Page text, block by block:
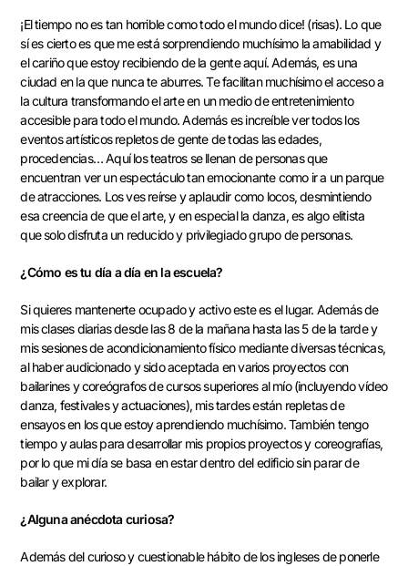
¡El tiempo no es tan horrible como todo el mundo dice! (risas). Lo que
sí es cierto es que me está sorprendiendo muchísimo la amabilidad y
el cariño que estoy recibiendo de la gente aquí. Además, es una
ciudad en la que nunca te aburres. Te facilitan muchísimo el acceso a
la cultura transformando el arte en un medio de entretenimiento
accesible para todo el mundo. Además es increíble ver todos los
eventos artísticos repletos de gente de todas las edades,
procedencias… Aquí los teatros se llenan de personas que
encuentran ver un espectáculo tan emocionante como ir a un parque
de atracciones. Los ves reírse y aplaudir como locos, desmintiendo
esa creencia de que el arte, y en especial la danza, es algo elitista
que solo disfruta un reducido y privilegiado grupo de personas.
¿Cómo es tu día a día en la escuela?
Si quieres mantenerte ocupado y activo este es el lugar. Además de
mis clases diarias desde las 8 de la mañana hasta las 5 de la tarde y
mis sesiones de acondicionamiento físico mediante diversas técnicas,
al haber audicionado y sido aceptada en varios proyectos con
bailarines y coreógrafos de cursos superiores al mío (incluyendo vídeo
danza, festivales y actuaciones), mis tardes están repletas de
ensayos en los que estoy aprendiendo muchísimo. También tengo
tiempo y aulas para desarrollar mis propios proyectos y coreografías,
por lo que mi día se basa en estar dentro del edificio sin parar de
bailar y explorar.
¿Alguna anécdota curiosa?
Además del curioso y cuestionable hábito de los ingleses de ponerle